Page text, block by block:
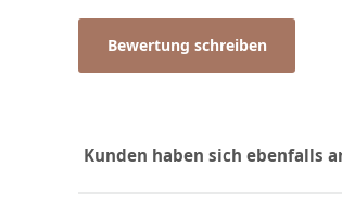
Bewertung schreiben
Kunden haben sich ebenfalls